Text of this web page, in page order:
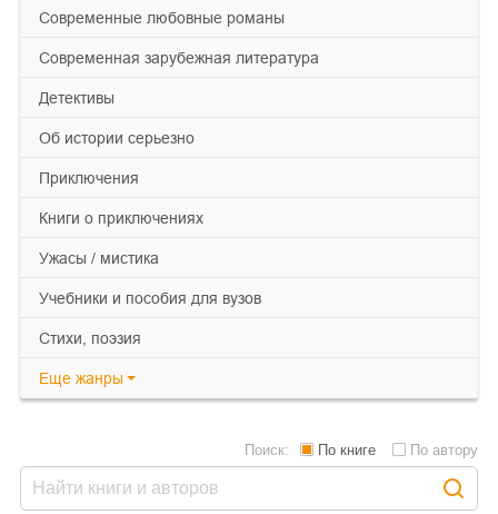
современные любовные романы
современная зарубежная литература
детективы
об истории серьезно
приключения
книги о приключениях
ужасы / мистика
учебники и пособия для вузов
cтихи, поэзия
Еще жанры
Поиск: По книге По автору